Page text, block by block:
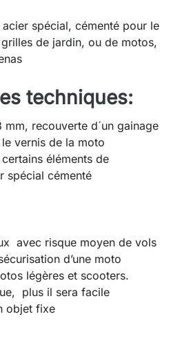
acier spécial, cémenté pour le
de jardin, ou de motos,
techniques:
recouverte d´un gainage
vernis de la moto
éléments de
spécial cémenté
avec risque moyen de vols
d’une moto
légères et scooters.
plus il sera facile
objet fixe